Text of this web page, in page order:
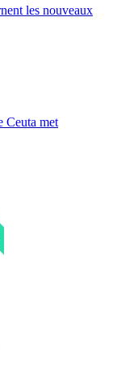
les nouveaux
Ceuta met